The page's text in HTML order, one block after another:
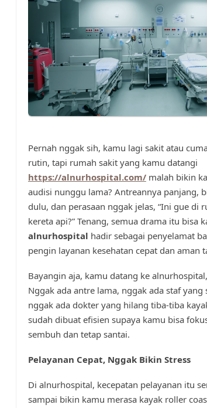
Pernah nggak sih, kamu lagi sakit atau
rutin, tapi rumah sakit yang kamu datangi
https://alnurhospital.com/malah bikin
audisi nunggu lama? Antreannya panjang,
dulu, dan perasaan nggak jelas, “Ini gue di
kereta api?” Tenang, semua drama itu bisa
alnurhospital hadir sebagai penyelamat
pengin layanan kesehatan cepat dan aman
Bayangin aja, kamu datang ke
Nggak ada antre lama, nggak ada staf
nggak ada dokter yang hilang tiba-tiba
sudah dibuat efisien supaya kamu bisa
sembuh dan tetap santai.
Pelayanan Cepat, Nggak Bikin Stress
Di alnurhospital, kecepatan pelayanan itu
sampai bikin kamu merasa kayak roller